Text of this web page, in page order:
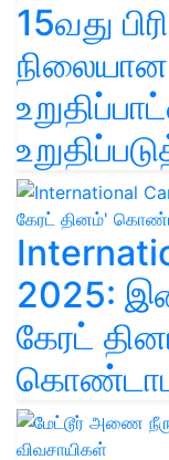
15வது
2025:
கேரட்